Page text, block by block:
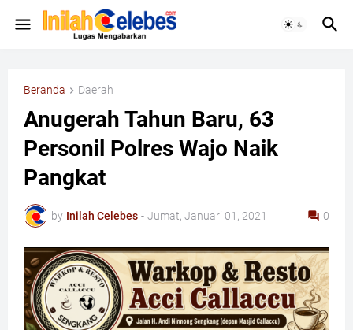
Beranda Daerah
Anugerah Tahun Baru, 63
Personil Polres Wajo Naik
Pangkat
by Inilah Celebes - Jumat, Januari 01, 2021 0